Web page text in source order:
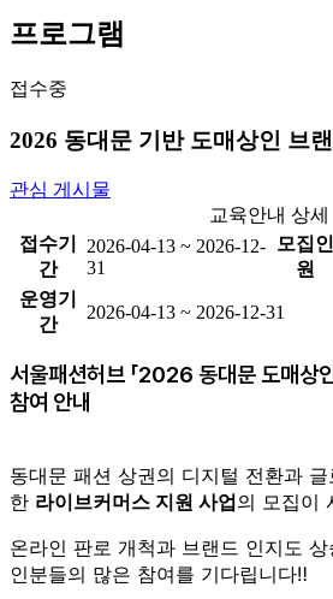
프로그램
접수중
2026 동대문 기반 도매상인 브
관심 게시물
교육안내 상세
접수기
간
2026-04-13 ~ 2026-12-
31
모집인
원
운영기
간
2026-04-13 ~ 2026-12-31
서울패션허브 「2026 동대문 도매상
참여 안내
동대문 패션 상권의 디지털 전환과
한 라이브커머스 지원 사업의 모집이
온라인 판로 개척과 브랜드 인지도
인분들의 많은 참여를 기다립니다‼️